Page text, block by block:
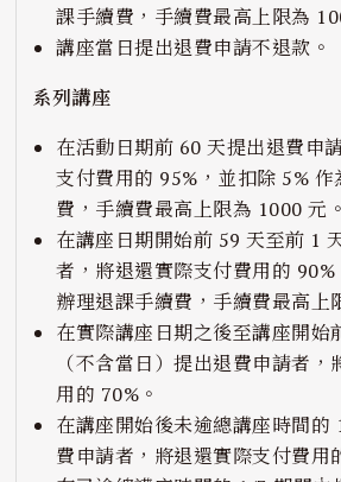
課手續費，手續費最高上限為
講座當日提出退費申請不退款。
系列講座
在活動日期前 60 天提出退費申
支付費用的 95%，並扣除 5% 作
費，手續費最高上限為 1000 元。
在講座日期開始前 59 天至前 1
者，將退還實際支付費用的
辦理退課手續費，手續費最高上
在實際講座日期之後至講座開始
（不含當日）提出退費申請者
用的 70%。
在講座開始後未逾總講座時間的
費申請者，將退還實際支付費用